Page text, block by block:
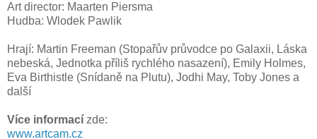
Art director: Maarten Piersma
Hudba: Wlodek Pawlik
Hrají: Martin Freeman (Stopařův průvodce po Galaxii, Láska
nebeská, Jednotka příliš rychlého nasazení), Emily Holmes,
Eva Birthistle (Snídaně na Plutu), Jodhi May, Toby Jones a
další
Více informací zde:
www.artcam.cz